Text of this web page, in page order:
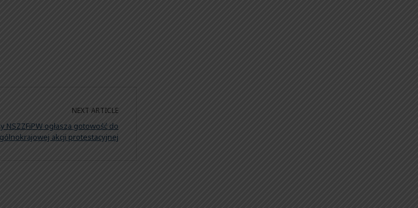
NEXT ARTICLE
NSZZFiPW ogłasza gotowość do
akcji protestacyjnej